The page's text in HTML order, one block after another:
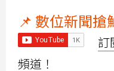
📌 數位新聞搶
訂
頻道！